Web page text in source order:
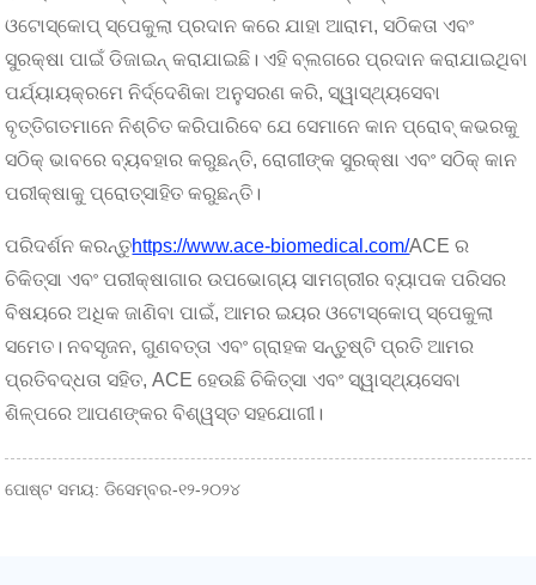
ଓଟୋସ୍କୋପ୍ ସ୍ପେକୁଲା ପ୍ରଦାନ କରେ ଯାହା ଆରାମ, ସଠିକତା ଏବଂ
ସୁରକ୍ଷା ପାଇଁ ଡିଜାଇନ୍ କରାଯାଇଛି। ଏହି ବ୍ଲଗରେ ପ୍ରଦାନ କରାଯାଇଥିବା
ପର୍ଯ୍ୟାୟକ୍ରମେ ନିର୍ଦ୍ଦେଶିକା ଅନୁସରଣ କରି, ସ୍ୱାସ୍ଥ୍ୟସେବା
ବୃତ୍ତିଗତମାନେ ନିଶ୍ଚିତ କରିପାରିବେ ଯେ ସେମାନେ କାନ ପ୍ରୋବ୍ କଭରକୁ
ସଠିକ୍ ଭାବରେ ବ୍ୟବହାର କରୁଛନ୍ତି, ରୋଗୀଙ୍କ ସୁରକ୍ଷା ଏବଂ ସଠିକ୍ କାନ
ପରୀକ୍ଷାକୁ ପ୍ରୋତ୍ସାହିତ କରୁଛନ୍ତି।
ପରିଦର୍ଶନ କରନ୍ତୁhttps://www.ace-biomedical.com/ACE ର
ଚିକିତ୍ସା ଏବଂ ପରୀକ୍ଷାଗାର ଉପଭୋଗ୍ୟ ସାମଗ୍ରୀର ବ୍ୟାପକ ପରିସର
ବିଷୟରେ ଅଧିକ ଜାଣିବା ପାଇଁ, ଆମର ଇୟର ଓଟୋସ୍କୋପ୍ ସ୍ପେକୁଲା
ସମେତ। ନବସୃଜନ, ଗୁଣବତ୍ତା ଏବଂ ଗ୍ରାହକ ସନ୍ତୁଷ୍ଟି ପ୍ରତି ଆମର
ପ୍ରତିବଦ୍ଧତା ସହିତ, ACE ହେଉଛି ଚିକିତ୍ସା ଏବଂ ସ୍ୱାସ୍ଥ୍ୟସେବା
ଶିଳ୍ପରେ ଆପଣଙ୍କର ବିଶ୍ୱସ୍ତ ସହଯୋଗୀ।
ପୋଷ୍ଟ ସମୟ: ଡିସେମ୍ବର-୧୨-୨୦୨୪